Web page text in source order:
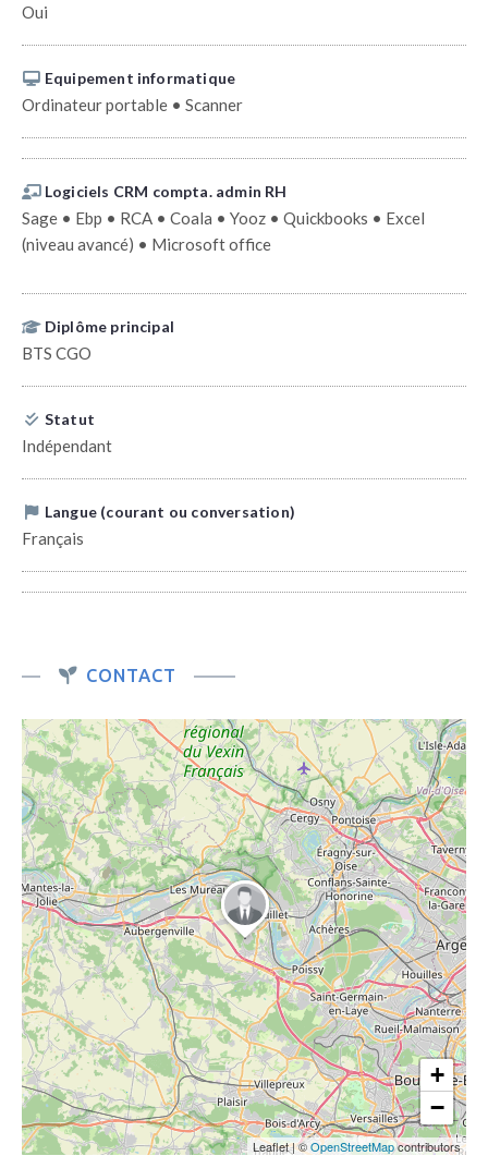
Oui
Equipement informatique
Ordinateur portable • Scanner
Logiciels CRM compta. admin RH
Sage • Ebp • RCA • Coala • Yooz • Quickbooks • Excel
(niveau avancé) • Microsoft office
Diplôme principal
BTS CGO
Statut
Indépendant
Langue (courant ou conversation)
Français
CONTACT
+
−
Leaflet|©OpenStreetMapcontributors